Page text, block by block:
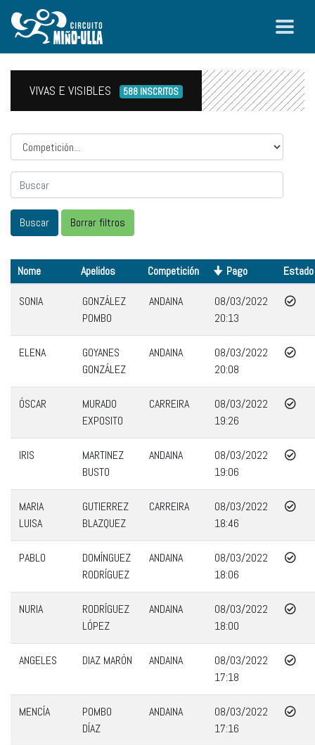
VIVAS E VISIBLES 588 INSCRITOS
Competicion
Nome Apelidos Competición Pago Estado
SONIA
GONZÁLEZ
POMBO
ANDAINA
08/03/2022
20:13
ELENA
GOYANES
GONZÁLEZ
ANDAINA
08/03/2022
20:08
ÓSCAR
MURADO
EXPOSITO
CARREIRA
08/03/2022
19:26
IRIS
MARTINEZ
BUSTO
ANDAINA
08/03/2022
19:06
MARIA
LUISA
GUTIERREZ
BLAZQUEZ
CARREIRA
08/03/2022
18:46
PABLO
DOMÍNGUEZ
RODRÍGUEZ
ANDAINA
08/03/2022
18:06
NURIA
RODRÍGUEZ
LÓPEZ
ANDAINA
08/03/2022
18:00
ANGELES DIAZ MARÓN ANDAINA
08/03/2022
17:18
MENCÍA
POMBO
DÍAZ
ANDAINA
08/03/2022
17:16